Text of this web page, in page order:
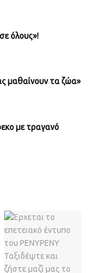
όλους»!
μαθαίνουν τα ζώα»
με τραγανό